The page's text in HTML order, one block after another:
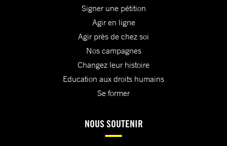
Signer une pétition
Agir en ligne
Agir près de chez soi
Nos campagnes
Changez leur histoire
Education aux droits humains
Se former
NOUS SOUTENIR